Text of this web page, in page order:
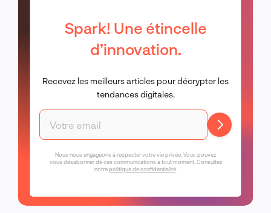
Spark! Une étincelle
d’innovation.
Recevez les meilleurs articles pour décrypter les
tendances digitales.
Nous nous engageons à respecter votre vie privée. Vous pouvez
vous désabonner de ces communications à tout moment. Consultez
notrepolitique de confidentialité.